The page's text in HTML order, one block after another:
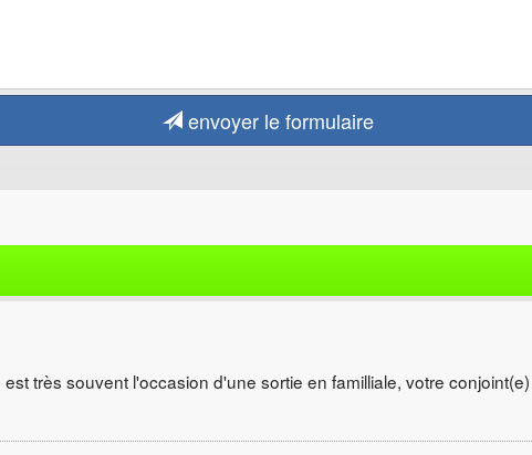
envoyer le formulaire
très souvent l'occasion d'une sortie en familliale, votre